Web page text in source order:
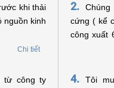
khi thải
nguồn kinh
Chi tiết
2.
cứng ( kể
công xuất
vốn đầu
4.
Tôi